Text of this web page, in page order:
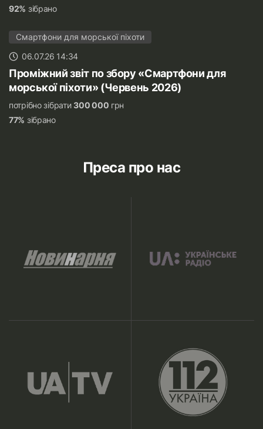
92% зібрано
Смартфони для морської піхоти
06.07.26 14:34
Проміжний звіт по збору «Смартфони для
морської піхоти» (Червень 2026)
потрібно зібрати300 000 грн
77% зібрано
Преса про нас